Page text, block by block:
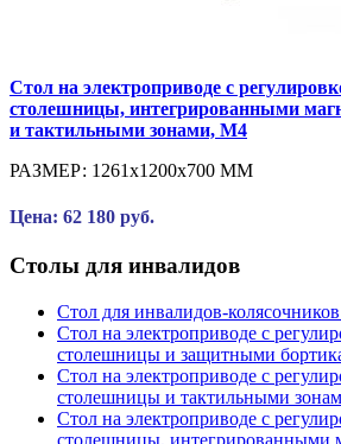
Стол на электроприводе с
столешницы, интегрированными
и тактильными зонами, М4
РАЗМЕР: 1261x1200x700 ММ
Цена: 62 180 руб.
Столы для инвалидов
Стол для инвалидов-
Стол на электроприводе с
столешницы и защитными
Стол на электроприводе с
столешницы и тактильными
Стол на электроприводе с
столешницы, интегрированными